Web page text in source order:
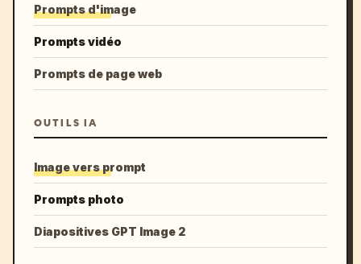
Prompts d'image
Prompts vidéo
Prompts de page web
OUTILS IA
Image vers prompt
Prompts photo
Diapositives GPT Image 2